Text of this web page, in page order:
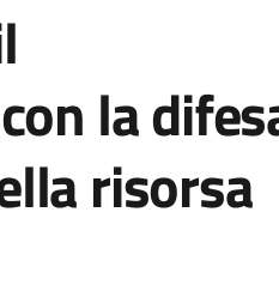
la
risorsa